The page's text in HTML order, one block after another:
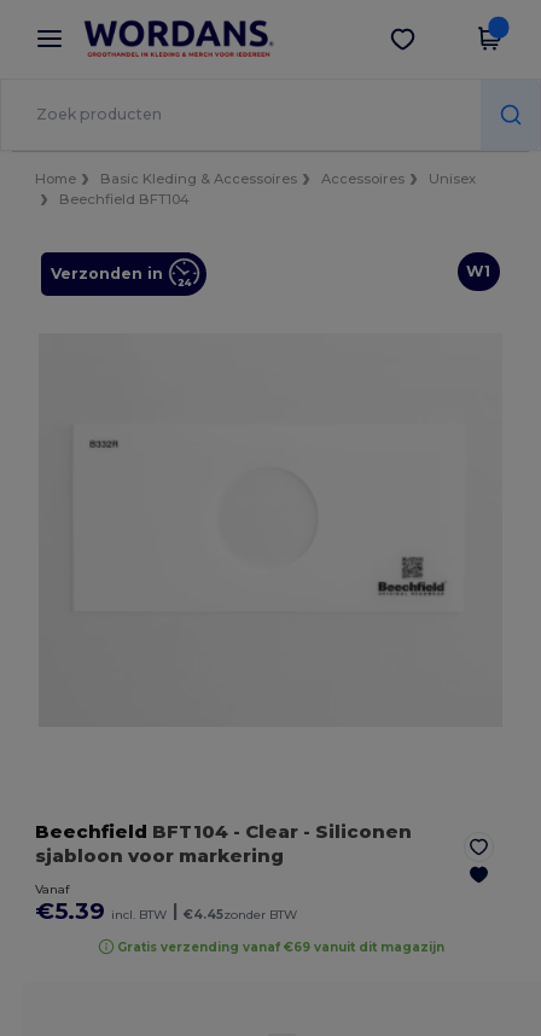
× Wordans-app
Betere prijzen in de app!
Download app
Home Basic Kleding & Accessoires Accessoires
Unisex
Beechfield BFT104
W1
Verzonden in
Beechfield BFT104 - Clear - Siliconen
sjabloon voor markering
Vanaf
€5.39 incl. BTW | €4.45zonder BTW
Gratis verzending vanaf €69 vanuit dit magazijn